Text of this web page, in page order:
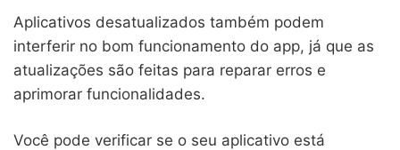
Aplicativos desatualizados também podem
interferir no bom funcionamento do app, já que as
atualizações são feitas para reparar erros e
aprimorar funcionalidades.
Você pode verificar se o seu aplicativo está